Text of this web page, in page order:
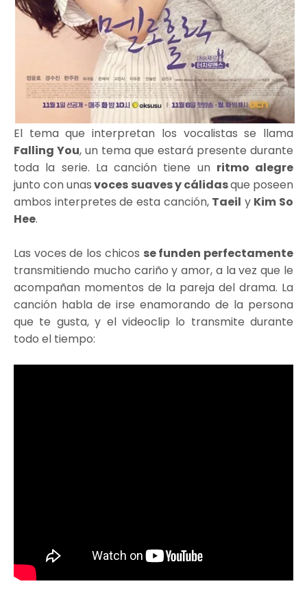
El tema que interpretan los vocalistas se llama
Falling You, un tema que estará presente durante
toda la serie. La canción tiene un ritmo alegre
junto con unasvoces suaves y cálidasque poseen
ambos interpretes de esta canción, Taeil y Kim So
Hee.
Las voces de los chicos se funden perfectamente
transmitiendo mucho cariño y amor, a la vez que le
acompañan momentos de la pareja del drama. La
canción habla de irse enamorando de la persona
que te gusta, y el videoclip lo transmite durante
todo el tiempo: